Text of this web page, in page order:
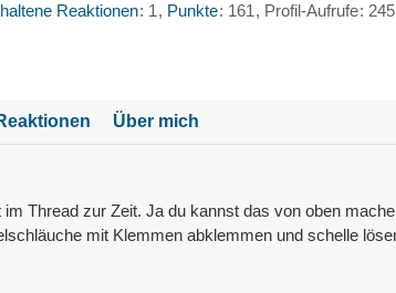
Reaktionen 1 Punkte 161 Profil-Aufrufe 245
Über mich
Thread zur Zeit. Ja du kannst das von oben
mit Klemmen abklemmen und schelle